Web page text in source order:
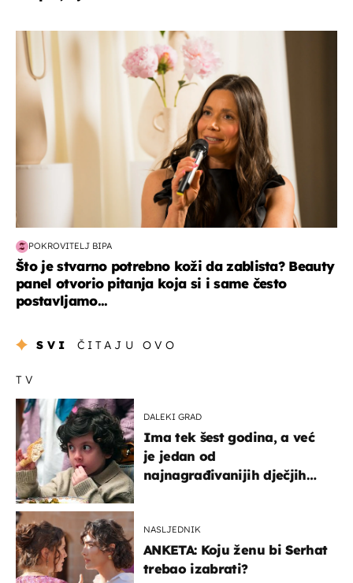
moda & ljepota
POKROVITELJ BIPA
Što je stvarno potrebno koži da zablista? Beauty
panel otvorio pitanja koja si i same često
postavljamo...
SVI ČITAJU OVO
TV
DALEKI GRAD
Ima tek šest godina, a već
je jedan od
najnagrađivanijih dječjih
NASLJEDNIK
ANKETA: Koju ženu bi Serhat
trebao izabrati?